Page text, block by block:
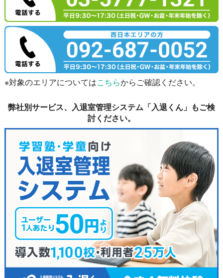
※対象のエリアについてはこちらからご確認ください。
弊社別サービス、入退室管理システム「入退くん」もご検
討ください。